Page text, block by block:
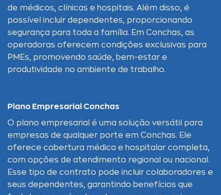
de médicos, clínicas e hospitais. Além disso, é
possível incluir dependentes, proporcionando
segurança para toda a família. Em Conchas, as
operadoras oferecem condições exclusivas para
PMEs, promovendo saúde, bem-estar e
produtividade no ambiente de trabalho.
Plano Empresarial Conchas
O plano empresarial é uma solução versátil para
empresas de qualquer porte em Conchas. Ele
oferece cobertura médica e hospitalar completa,
com opções de atendimento regional ou nacional.
Esse tipo de contrato pode incluir colaboradores e
seus dependentes, garantindo benefícios que